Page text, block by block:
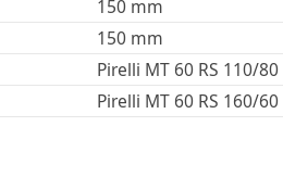
150 mm
150 mm
Pirelli MT 60 RS 110/80
Pirelli MT 60 RS 160/60